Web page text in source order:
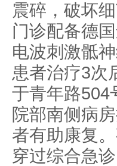
震碎，破坏
门诊配备德
电波刺激骶
患者治疗3次
于青年路504
院部南侧病
者有助康复
穿过综合急